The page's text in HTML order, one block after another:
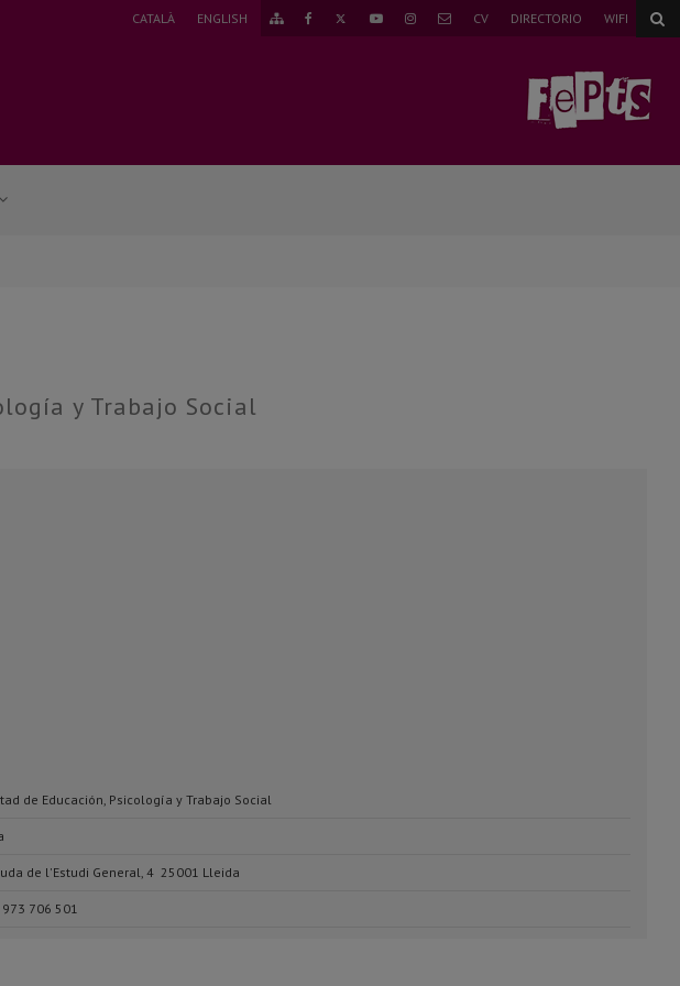
IR
FACEBOOK
TWITTERYOUTUBEINSTAGRAM
CORREO
CV DIRECTORIO WIFI
CATALÀ ENGLISH
y Trabajo Social
de Educación, Psicología y Trabajo Social
de l'Estudi General, 4 25001 Lleida
973 706 501